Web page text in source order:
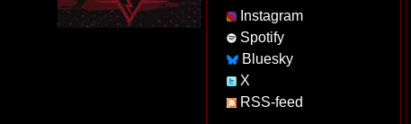
Instagram
Spotify
Bluesky
X
RSS-feed